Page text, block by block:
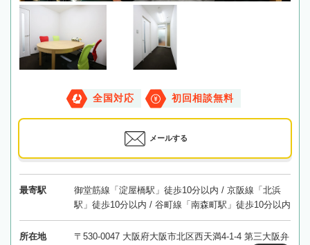
全国対応 初回相談無料
メールする
最寄駅
御堂筋線「淀屋橋駅」徒歩10分以内 / 京阪線「北浜
駅」徒歩10分以内 / 谷町線「南森町駅」徒歩10分以内
所在地
〒530-0047 大阪府大阪市北区西天満4-1-4 第三大阪弁